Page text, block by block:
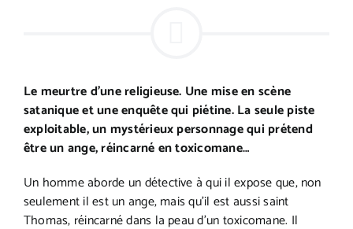
Le meurtre d’une religieuse. Une mise en scène
satanique et une enquête qui piétine. La seule piste
exploitable, un mystérieux personnage qui prétend
être un ange, réincarné en toxicomane…
Un homme aborde un détective à qui il expose que, non
seulement il est un ange, mais qu’il est aussi saint
Thomas, réincarné dans la peau d’un toxicomane. Il